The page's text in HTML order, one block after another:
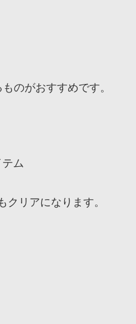
のがおすすめです。
ム
クリアになります。